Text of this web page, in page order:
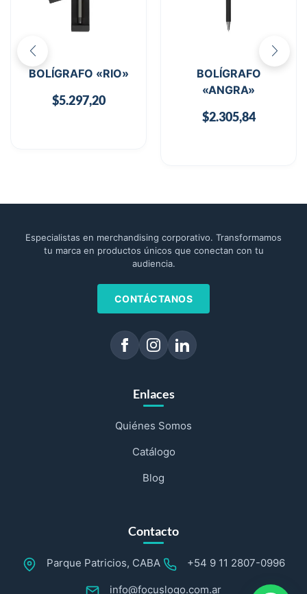
BOLÍGRAFO «RIO»
$5.297,20
BOLÍGRAFO
«ANGRA»
$2.305,84
Especialistas en merchandising corporativo. Transformamos
tu marca en productos únicos que conectan con tu
audiencia.
CONTÁCTANOS
Enlaces
Quiénes Somos
Catálogo
Blog
Contacto
Parque Patricios, CABA +54 9 11 2807-0996
info@focuslogo.com.ar